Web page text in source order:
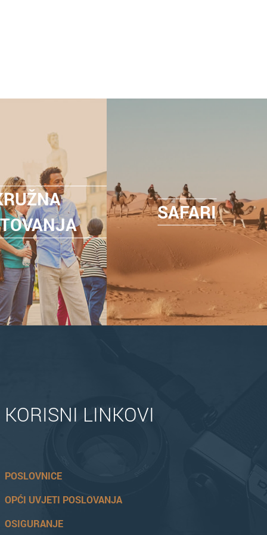
SAFARI
KORISNI LINKOVI
POSLOVNICE
OPĆI UVJETI POSLOVANJA
OSIGURANJE